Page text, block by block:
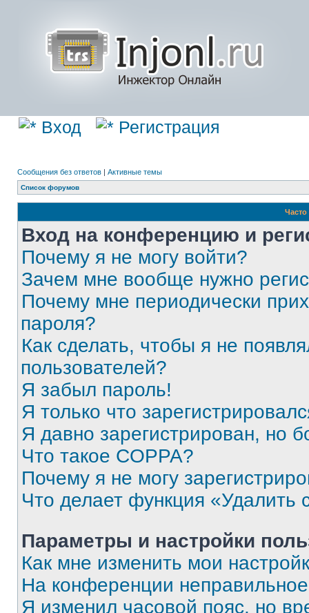
Вход Регистрация
Сообщения без ответов | Активные темы
Список форумов
Вход на конференцию и
Почему я не могу войти?
Зачем мне вообще нужно
Почему мне периодически
пароля?
Как сделать, чтобы я не
пользователей?
Я забыл пароль!
Я только что
Я давно зарегистрирован, но
Что такое COPPA?
Почему я не могу
Что делает функция «Удалить
Параметры и настройки
Как мне изменить мои
На конференции
Я изменил часовой пояс, но